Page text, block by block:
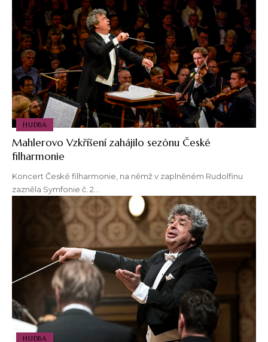
HUDBA
Mahlerovo Vzkříšení zahájilo sezónu České
filharmonie
Koncert České filharmonie, na němž v zaplněném Rudolfinu
zazněla Symfonie č. 2…
HUDBA